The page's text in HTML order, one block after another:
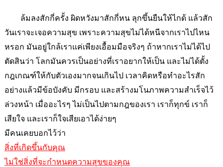
ล้มลงสักกี่ครั้ง ผิดหวังมาสักกี่หน ลุกขึ้นยืนให้ไกด้ แล้วสัก
วันเราจะเจอความสุข เพราะความสุขไม่ได้หนีจากเราไปไหน
หรอก มันอยู่ใกล้เราแค่เพียงเอื้อมมือจริงๆ ถ้าหากเราไม่ได้ไป
ตัดสินว่า โลกมันควรเป็นอย่างที่เราอยากให้เป็น และไม่ได้ตั้ง
กฎเกณฑ์ให้กับตัวเองมากจนเกินไป เวลาคิดหรือทำอะไรสัก
อย่างแล้วมีข้อบังคับ มีกรอบ และสร้างมโนภาพความสำเร็จไว้
ล่วงหน้า เมื่ออะไรๆ ไม่เป็นไปตามกฎของเรา เราก็ทุกข์ เราก็
เสียใจ และเราก็ใจเสียเอาได้ง่ายๆ
มีคนเคยบอกไว้ว่า
สิ่งที่เกิดขึ้นกับคุณ
ไม่ใช่สิ่งที่จะกำหนดความสุขของคุณ